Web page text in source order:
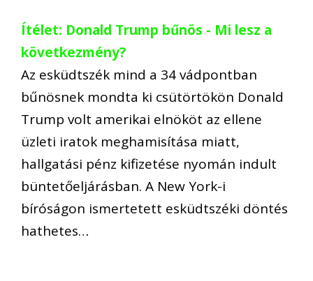
Ítélet: Donald Trump bűnös - Mi lesz a
következmény?
Az esküdtszék mind a 34 vádpontban
bűnösnek mondta ki csütörtökön Donald
Trump volt amerikai elnököt az ellene
üzleti iratok meghamisítása miatt,
hallgatási pénz kifizetése nyomán indult
büntetőeljárásban. A New York-i
bíróságon ismertetett esküdtszéki döntés
hathetes…